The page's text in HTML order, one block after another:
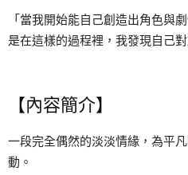
「當我開始能自己創造出角色與
是在這樣的過程裡，我發現自己
【內容簡介】
一段完全偶然的淡淡情緣，為平
動。